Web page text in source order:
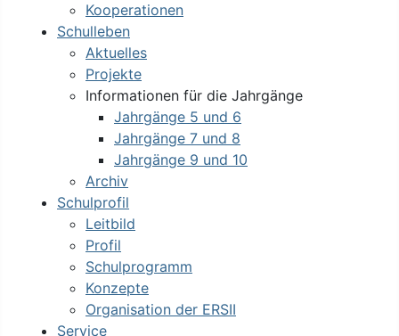
Kooperationen
Schulleben
Aktuelles
Projekte
Informationen für die Jahrgänge
Jahrgänge 5 und 6
Jahrgänge 7 und 8
Jahrgänge 9 und 10
Archiv
Schulprofil
Leitbild
Profil
Schulprogramm
Konzepte
Organisation der ERSII
Service